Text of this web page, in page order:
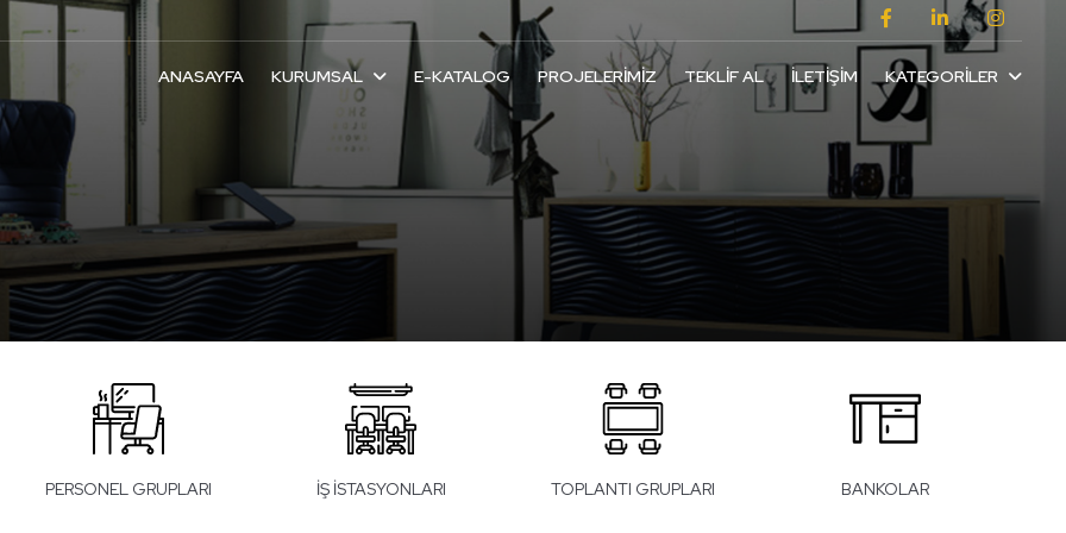
ANASAYFA KURUMSAL E-KATALOG PROJELERIMIZ TEKLIF AL İLETIŞIM KATEGORILER
PERSONEL GRUPLARI İŞ İSTASYONLARI TOPLANTI GRUPLARI BANKOLAR